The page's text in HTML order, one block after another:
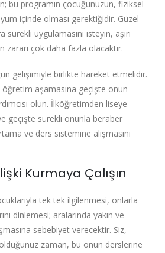
bu programın çocuğunuzun, fiziksel
içinde olması gerektiğidir. Güzel
uygulamasını isteyin, aşırı
zararı çok daha fazla olacaktır.
gelişimiyle birlikte hareket etmelidir.
aşamasına geçişte onun
olun. İlköğretimden liseye
geçişte sürekli onunla beraber
ve ders sistemine alışmasını
Kurmaya Çalışın
tek tek ilgilenmesi, onlarla
dinlemesi; aralarında yakın ve
sebebiyet verecektir. Siz,
zaman, bu onun derslerine